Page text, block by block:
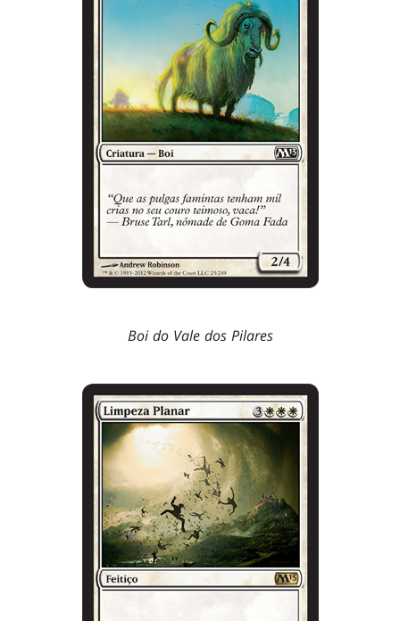
Boi do Vale dos Pilares